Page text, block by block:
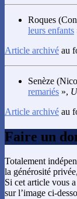
Roques
leurs enfants
Article archivé au
Senèze
remariés »,
Article archivé au
Faire un
Totalement
la générosité privée,
Si cet article vous
sur l’image ci-